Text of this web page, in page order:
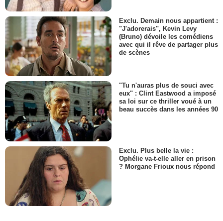
Exclu. Demain nous appartient :
"J'adorerais", Kevin Levy
(Bruno) dévoile les comédiens
avec qui il rêve de partager plus
de scènes
"Tu n'auras plus de souci avec
eux" : Clint Eastwood a imposé
sa loi sur ce thriller voué à un
beau succès dans les années 90
Exclu. Plus belle la vie :
Ophélie va-t-elle aller en prison
? Morgane Frioux nous répond